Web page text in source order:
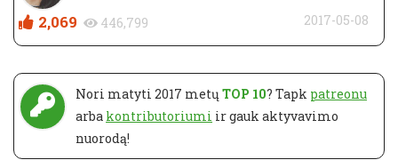
2,069 446,799 2017-05-08
Nori matyti 2017 metų TOP 10? Tapk patreonu
arba kontributoriumi ir gauk aktyvavimo
nuorodą!